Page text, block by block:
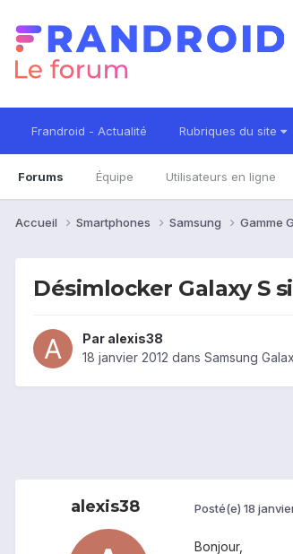
Frandroid - Actualité Rubriques du site
Forums Équipe Utilisateurs en ligne
Accueil Smartphones Samsung Gamme
Désimlocker Galaxy S
Par alexis38
18 janvier 2012 dans Samsung
alexis38 Posté(e) 18
Bonjour,